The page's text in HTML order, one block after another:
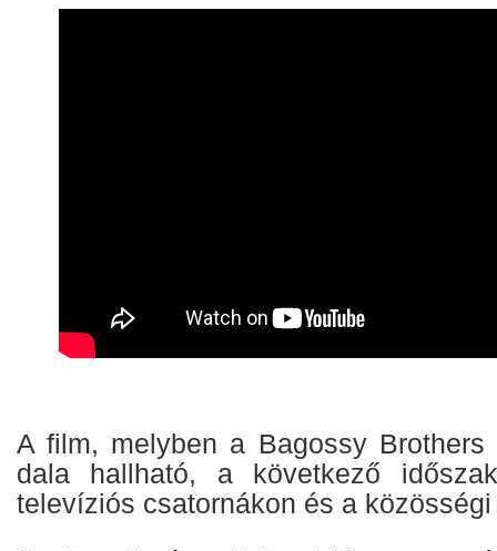
A film, melyben a Bagossy Brothers
dala hallható, a következő
televíziós csatornákon és a